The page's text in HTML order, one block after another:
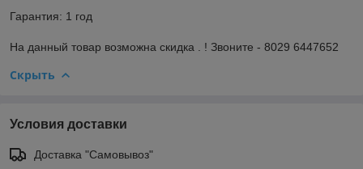
Гарантия: 1 год
На данный товар возможна скидка . ! Звоните - 8029 6447652
Скрыть
Условия доставки
Доставка "Самовывоз"